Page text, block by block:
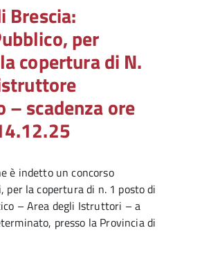
Brescia:
per
copertura di N.
scadenza ore
è indetto un concorso
per la copertura di n. 1 posto di
– Area degli Istruttori – a
presso la Provincia di